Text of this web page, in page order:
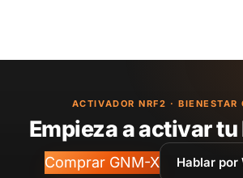
ACTIVADOR NRF2 · BIENESTAR
Empieza a activar
Comprar GNM-X Hablar por